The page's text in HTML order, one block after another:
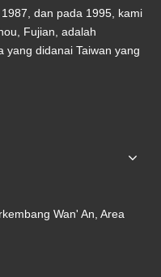
dan pada 1995, kami
Fujian, adalah
yang didanai Taiwan yang
Wan' An, Area